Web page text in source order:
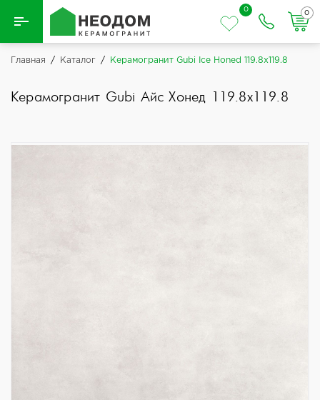
Назад
0
0
Главная / Каталог / Керамогранит Gubi Ice Honed 119.8x119.8
Керамогранит Gubi Айс Хонед 119.8x119.8